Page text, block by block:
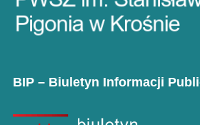
BIP – Biuletyn Informacji